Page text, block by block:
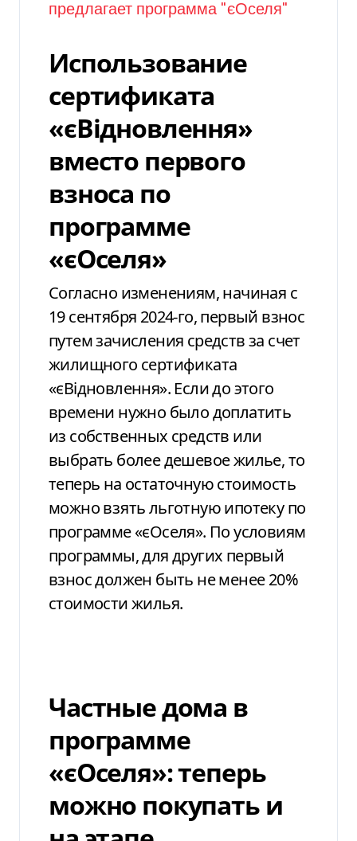
Использование
сертификата
«єВідновлення»
вместо первого
взноса по
программе
«єОселя»
Согласно изменениям, начиная с
19 сентября 2024-го,первый взнос
путем зачисления средств за счет
жилищного сертификата
«єВідновлення». Если до этого
времени нужно было доплатить
из собственных средств или
выбрать более дешевое жилье, то
теперь на остаточную стоимость
можно взять льготную ипотеку по
программе «єОселя». По условиям
программы, для других первый
взнос должен быть не менее 20%
стоимости жилья.
Частные дома в
программе
«єОселя»: теперь
можно покупать и